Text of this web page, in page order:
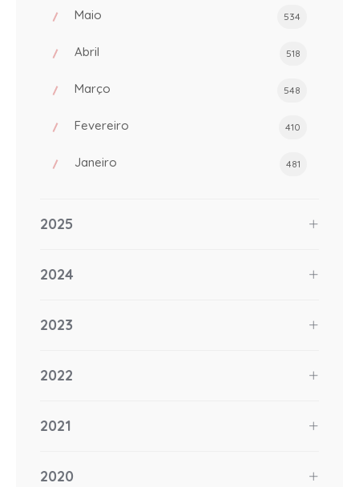
Maio 534
Abril 518
Março 548
Fevereiro 410
Janeiro 481
2025
2024
2023
2022
2021
2020